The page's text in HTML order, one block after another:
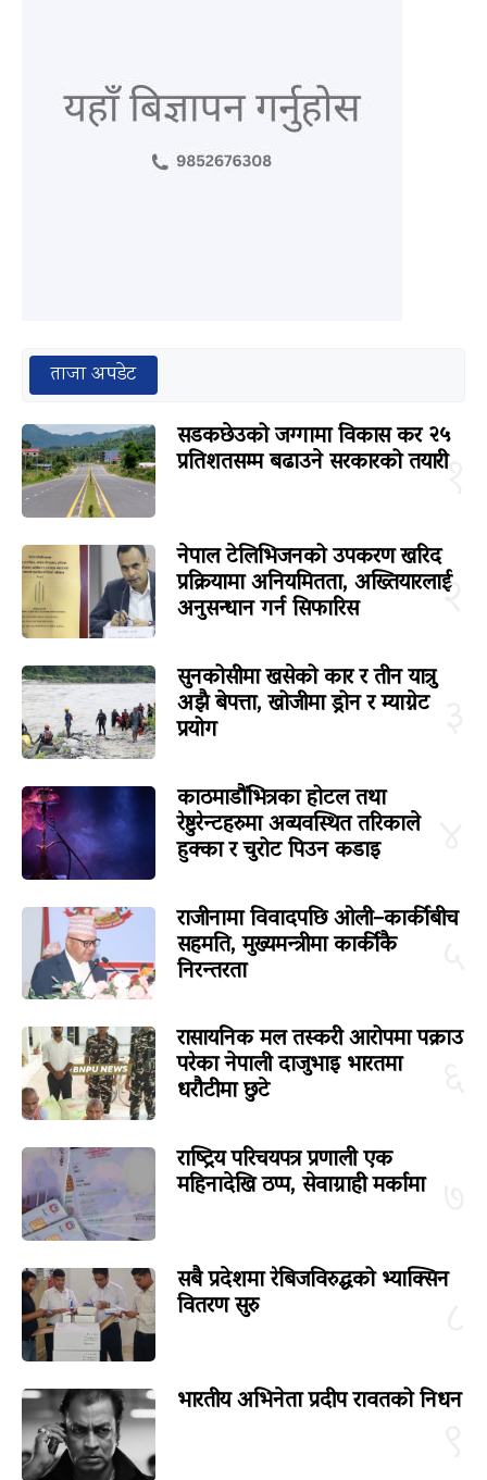
ताजा अपडेट
१
सडकछेउको जग्गामा विकास कर २५
प्रतिशतसम्म बढाउने सरकारको तयारी
२
नेपाल टेलिभिजनको उपकरण खरिद
प्रक्रियामा अनियमितता, अख्तियारलाई
अनुसन्धान गर्न सिफारिस
सुनकोसीमा खसेको कार र तीन यात्रु
अझै बेपत्ता, खोजीमा ड्रोन र म्याग्नेट
प्रयोग
काठमाडौंभित्रका होटल तथा
रेष्टुरेन्टहरुमा अव्यवस्थित तरिकाले
हुक्का र चुरोट पिउन कडाइ
राजीनामा विवादपछि ओली–कार्कीबीच
सहमति, मुख्यमन्त्रीमा कार्कीकै
निरन्तरता
रासायनिक मल तस्करी आरोपमा पक्राउ
परेका नेपाली दाजुभाइ भारतमा
धरौटीमा छुटे
राष्ट्रिय परिचयपत्र प्रणाली एक
महिनादेखि ठप्प, सेवाग्राही मर्कामा
सबै प्रदेशमा रेबिजविरुद्धको भ्याक्सिन
वितरण सुरु
भारतीय अभिनेता प्रदीप रावतको निधन